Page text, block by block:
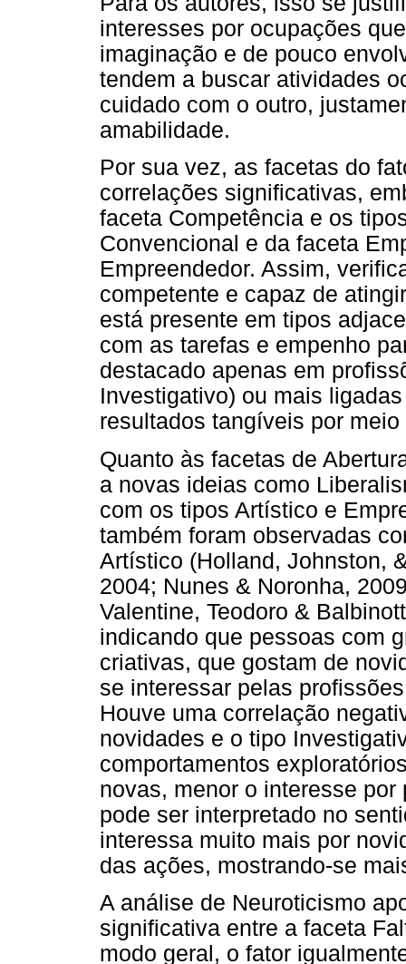
interesses por ocupações
imaginação e de pouco
tendem a buscar atividades
cuidado com o outro,
amabilidade.
Por sua vez, as facetas do
correlações significativas,
faceta Competência e os
Convencional e da faceta
Empreendedor. Assim,
competente e capaz de
está presente em tipos
com as tarefas e empenho
destacado apenas em
Investigativo) ou mais
resultados tangíveis por
Quanto às facetas de
a novas ideias como
com os tipos Artístico e
também foram observadas
Artístico (Holland, Johnston,
2004; Nunes & Noronha,
Valentine, Teodoro &
indicando que pessoas com
criativas, que gostam de
se interessar pelas
Houve uma correlação
novidades e o tipo
comportamentos
novas, menor o interesse
pode ser interpretado no
interessa muito mais por
das ações, mostrando-se
A análise de Neuroticismo
significativa entre a faceta
modo geral, o fator